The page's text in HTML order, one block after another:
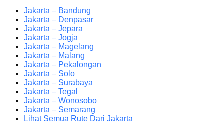
Jakarta – Bandung
Jakarta – Denpasar
Jakarta – Jepara
Jakarta – Jogja
Jakarta – Magelang
Jakarta – Malang
Jakarta – Pekalongan
Jakarta – Solo
Jakarta – Surabaya
Jakarta – Tegal
Jakarta – Wonosobo
Jakarta – Semarang
Lihat Semua Rute Dari Jakarta